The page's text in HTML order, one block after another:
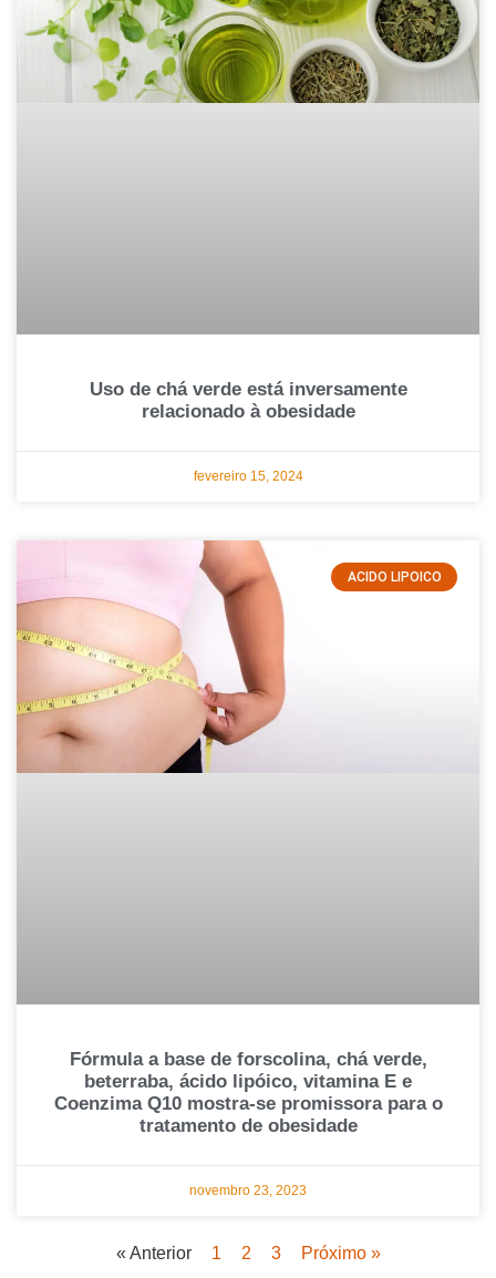
Uso de chá verde está inversamente
relacionado à obesidade
fevereiro 15, 2024
ACIDO LIPOICO
Fórmula a base de forscolina, chá verde,
beterraba, ácido lipóico, vitamina E e
Coenzima Q10 mostra-se promissora para o
tratamento de obesidade
novembro 23, 2023
« Anterior 1 2 3 Próximo »